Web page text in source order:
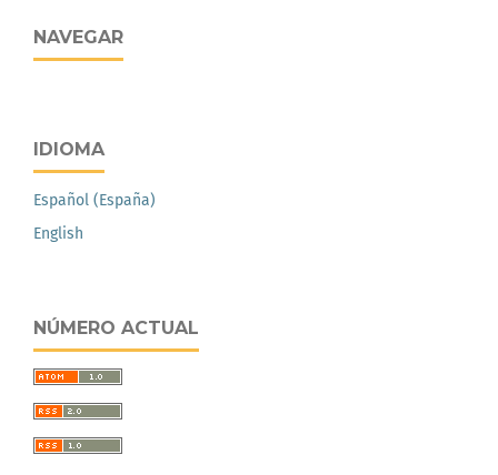
NAVEGAR
IDIOMA
Español (España)
English
NÚMERO ACTUAL